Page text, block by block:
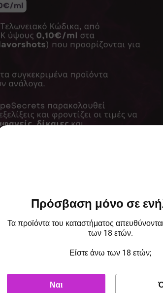
Πρόσβαση μόνο σε
Τα προϊόντα του καταστήματος
των 18 ετών.
Είστε άνω των 18 ετών;
Ναι
Vaporesso
3000mAh
Χωρητικότητα Μπαταρίας:
Brand:Vaporesso
μέσω USB-C με ρεύμα 2A , εξασφαλίζοντας
, που εμφανίζει όλες τις απαραίτητες πληροφορίες
τη μεταφορά ή την αποθήκευση.